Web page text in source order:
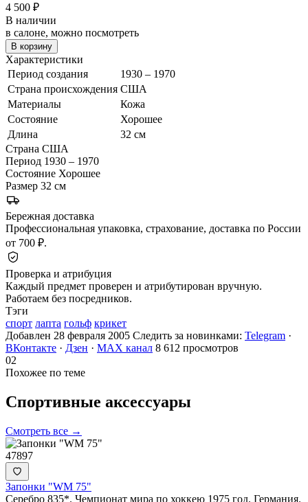
4 500 ₽
В наличии
в салоне, можно посмотреть
В корзину
Характеристики
Период создания
1930 – 1970
Страна происхождения США
Материалы
Кожа
Состояние
Хорошее
Длина
32 см
Страна США
Период 1930 – 1970
Состояние Хорошее
Размер 32 см
Бережная доставка
Профессиональная упаковка, страхование, доставка по России
от 700 ₽.
Проверка и атрибуция
Каждый предмет проверен и атрибутирован вручную.
Работаем без посредников.
Тэги
спорт лапта гольф крикет
Добавлен 28 февраля 2005 Следить за новинками: Telegram ·
ВКонтакте · Дзен · MAX канал 8 612 просмотров
02
Похожее по теме
Спортивные аксессуары
Смотреть все →
47897
Запонки "WM 75"
Серебро 835*. Чемпионат мира по хоккею 1975 год. Германия.